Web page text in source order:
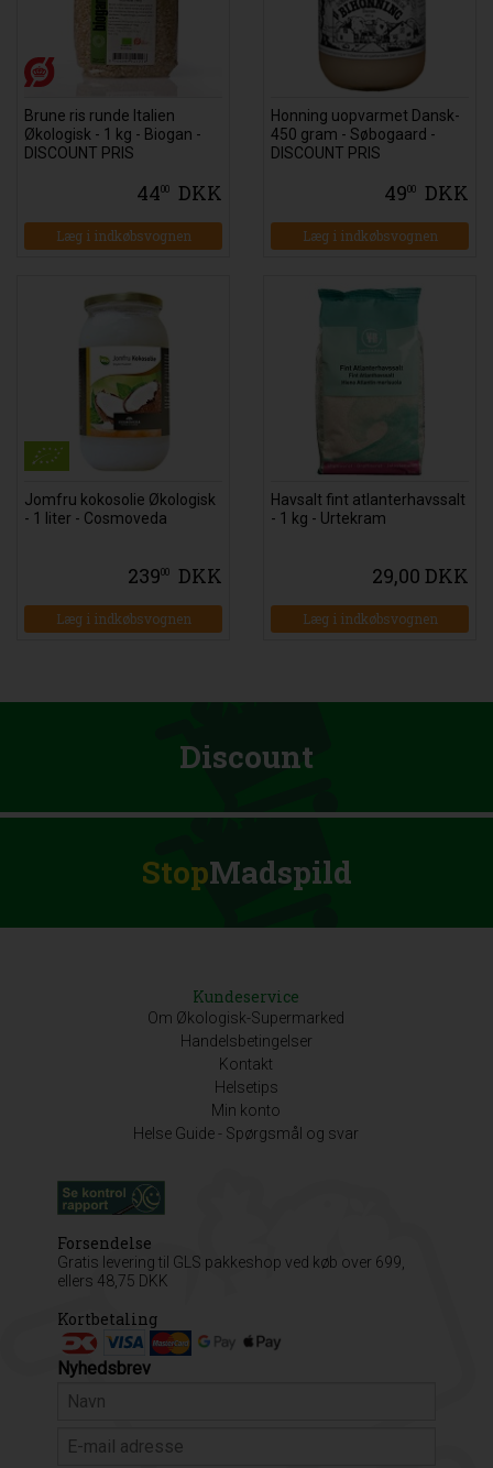
Brune ris runde Italien
Økologisk - 1 kg - Biogan -
DISCOUNT PRIS
4400 DKK
Læg i indkøbsvognen
Honning uopvarmet Dansk-
450 gram - Søbogaard -
DISCOUNT PRIS
4900 DKK
Læg i indkøbsvognen
Jomfru kokosolie Økologisk
- 1 liter - Cosmoveda
23900 DKK
Læg i indkøbsvognen
Havsalt fint atlanterhavssalt
- 1 kg - Urtekram
29,00 DKK
Læg i indkøbsvognen
Discount
StopMadspild
Kundeservice
Om Økologisk-Supermarked
Handelsbetingelser
Kontakt
Helsetips
Min konto
Helse Guide - Spørgsmål og svar
Forsendelse
Gratis levering til GLS pakkeshop ved køb over 699,
ellers 48,75 DKK
Kortbetaling
Nyhedsbrev